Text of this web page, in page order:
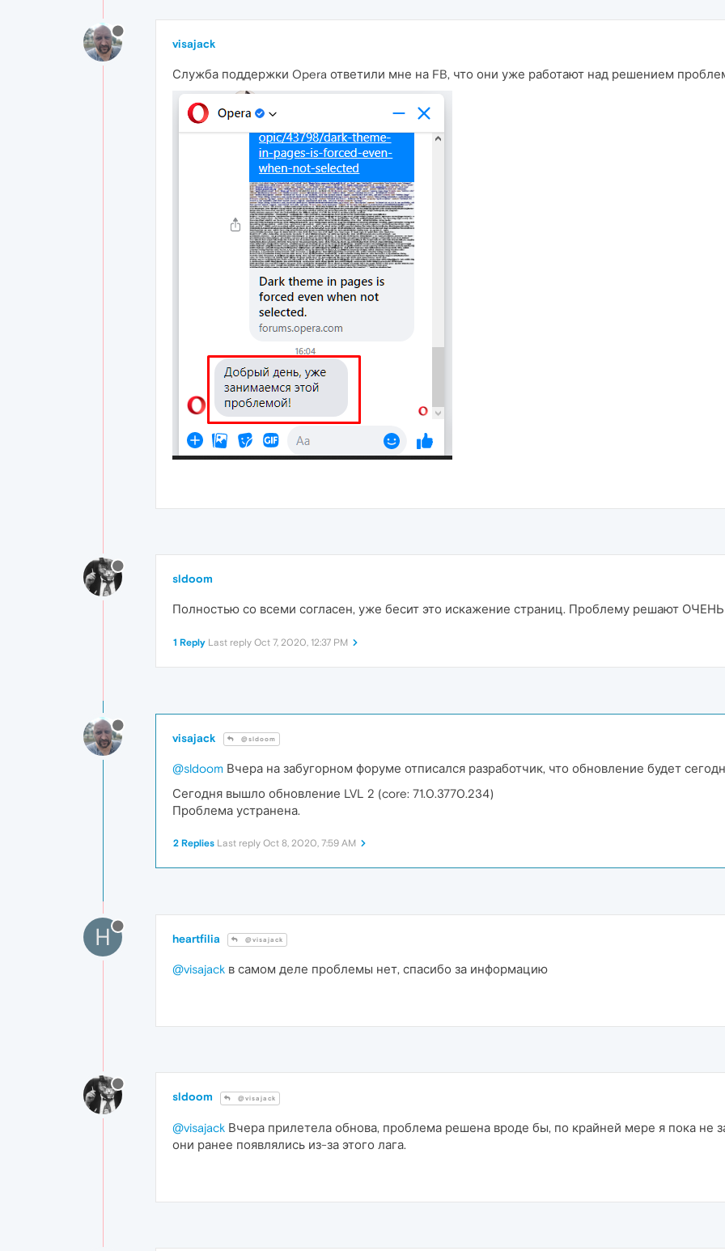
visajack
Служба поддержки Opera ответили мне на FB, что они уже работают над решением
sldoom
Полностью со всеми согласен, уже бесит это искажение страниц. Проблему решают
1 Reply Last reply Oct 7, 2020, 12:37 PM
visajack @sldoom
@sldoom Вчера на забугорном форуме отписался разработчик, что обновление будет
Сегодня вышло обновление LVL 2 (core: 71.0.3770.234)
Проблема устранена.
2 Replies Last reply Oct 8, 2020, 7:59 AM
H heartfilia @visajack
@visajack в самом деле проблемы нет, спасибо за информацию
sldoom @visajack
@visajack Вчера прилетела обнова, проблема решена вроде бы, по крайней мере я пока не
они ранее появлялись из-за этого лага.